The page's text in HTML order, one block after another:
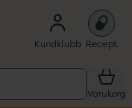
Kundklubb Recept
Varukorg